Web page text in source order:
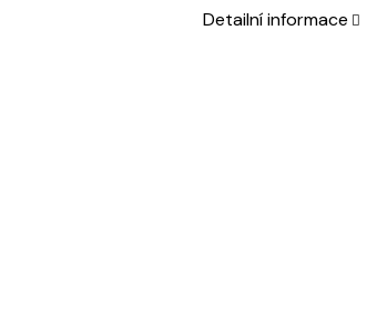
Detailní informace